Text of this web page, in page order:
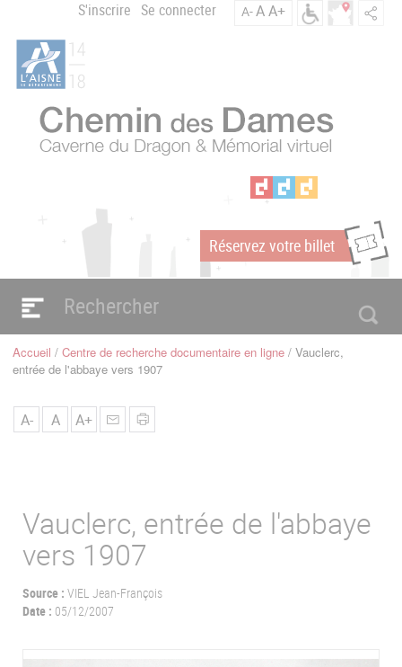
contenu
principal
Menu
du
compte
l'utilisateur
S'inscrire Se connecter A-AA+
i
n
a
m
e
Réservez votre billet
Navigation
principale
Fil
Accueil Centre de recherche documentaire en ligne Vauclerc,
entrée de l'abbaye vers 1907
A- A A+
Vauclerc, entrée de l'abbaye
vers 1907
Source : VIEL Jean-François
Date : 05/12/2007